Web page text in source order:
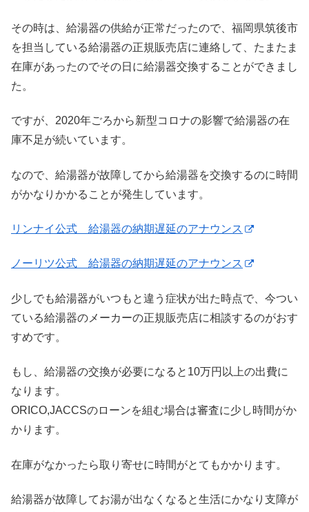
その時は、給湯器の供給が正常だったので、福岡県筑後市
を担当している給湯器の正規販売店に連絡して、たまたま
在庫があったのでその日に給湯器交換することができまし
た。
ですが、2020年ごろから新型コロナの影響で給湯器の在
庫不足が続いています。
なので、給湯器が故障してから給湯器を交換するのに時間
がかなりかかることが発生しています。
リンナイ公式 給湯器の納期遅延のアナウンス
ノーリツ公式 給湯器の納期遅延のアナウンス
少しでも給湯器がいつもと違う症状が出た時点で、今つい
ている給湯器のメーカーの正規販売店に相談するのがおす
すめです。
もし、給湯器の交換が必要になると10万円以上の出費に
なります。
ORICO,JACCSのローンを組む場合は審査に少し時間がか
かります。
在庫がなかったら取り寄せに時間がとてもかかります。
給湯器が故障してお湯が出なくなると生活にかなり支障が